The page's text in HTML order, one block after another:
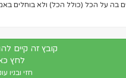
בה על הכל (כולל הכל) ולא בוחלים
קובץ זה קיים
לחץ
חזי ובניו עונה 1 פרק